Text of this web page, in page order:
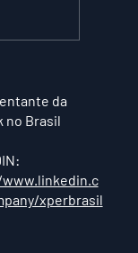
da
no Brasil
xperbrasil